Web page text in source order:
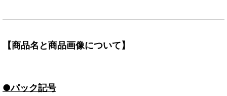
【商品名と商品画像について】
●パック記号